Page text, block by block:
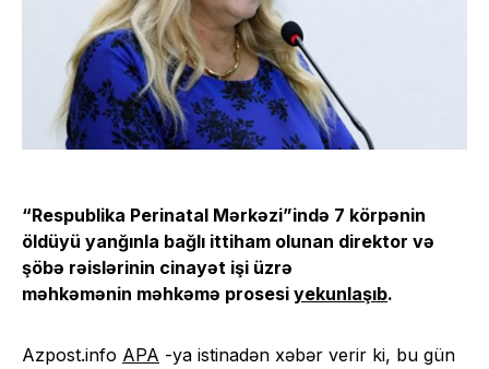
“Respublika Perinatal Mərkəzi”ində 7 körpənin
öldüyü yanğınla bağlı ittiham olunan direktor və
şöbə rəislərinin cinayət işi üzrə
məhkəmənin məhkəmə prosesi yekunlaşıb.
Azpost.info APA -ya istinadən xəbər verir ki, bu gün